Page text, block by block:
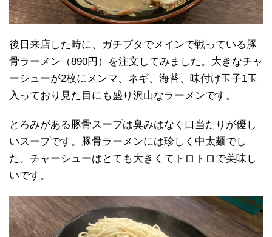
後日来店した時に、ガチブタでメインで戦っている豚
骨ラーメン（890円）を注文してみました。大きなチャ
ーシューが2枚にメンマ、ネギ、海苔、味付け玉子1玉
入っており見た目にも盛り沢山なラーメンです。
とろみがある豚骨スープは臭みはなく口当たりが優し
いスープです。豚骨ラーメンには珍しく中太麺でし
た。チャーシューはとても大きくてトロトロで美味し
いです。